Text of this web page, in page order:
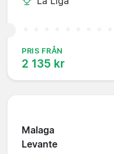
PRIS FRÅN
2 135 kr
Malaga
Levante